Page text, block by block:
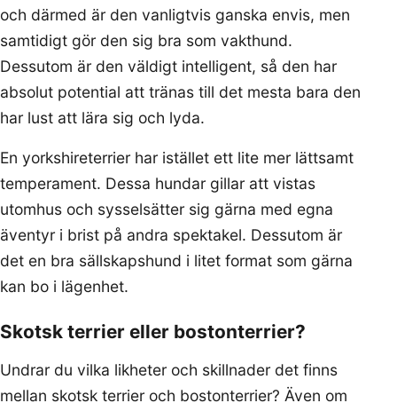
och därmed är den vanligtvis ganska envis, men
samtidigt gör den sig bra som vakthund.
Dessutom är den väldigt intelligent, så den har
absolut potential att tränas till det mesta bara den
har lust att lära sig och lyda.
En yorkshireterrier har istället ett lite mer lättsamt
temperament. Dessa hundar gillar att vistas
utomhus och sysselsätter sig gärna med egna
äventyr i brist på andra spektakel. Dessutom är
det en bra sällskapshund i litet format som gärna
kan bo i lägenhet.
Skotsk terrier eller bostonterrier?
Undrar du vilka likheter och skillnader det finns
mellan skotsk terrier och bostonterrier? Även om